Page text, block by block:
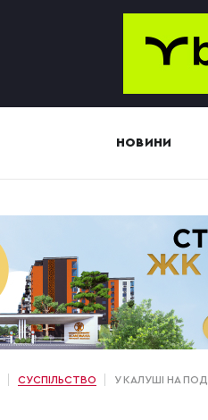
НОВИНИ
СУСПІЛЬСТВО У КАЛУШІ НА